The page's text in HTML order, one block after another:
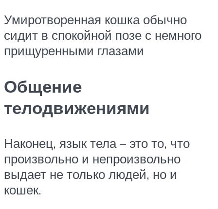
Умиротворенная кошка обычно
сидит в спокойной позе с немного
прищуренными глазами
Общение
телодвижениями
Наконец, язык тела – это то, что
произвольно и непроизвольно
выдает не только людей, но и
кошек.